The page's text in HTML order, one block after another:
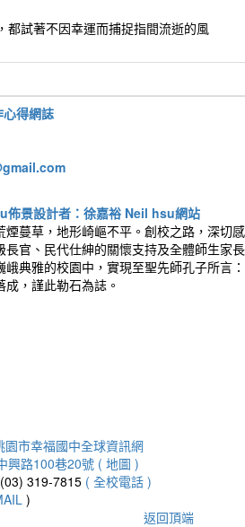
都試著不因幸運而捕捉指間流逝的風
得網誌
蔓草，地形崎嶇不平。創校之路，深切
官、民代仕紳的關懷支持及全體師生家
典雅的校園中，實現至聖先師孔子所言
，謹此勒石為誌。
園市幸福國中全球資訊網
興路100巷20號 ( 地圖 )
319-7815 ( 全校電話 )
)
返回頂端